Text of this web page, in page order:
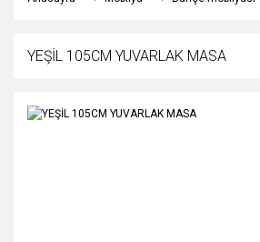
YEŞİL 105CM YUVARLAK MASA